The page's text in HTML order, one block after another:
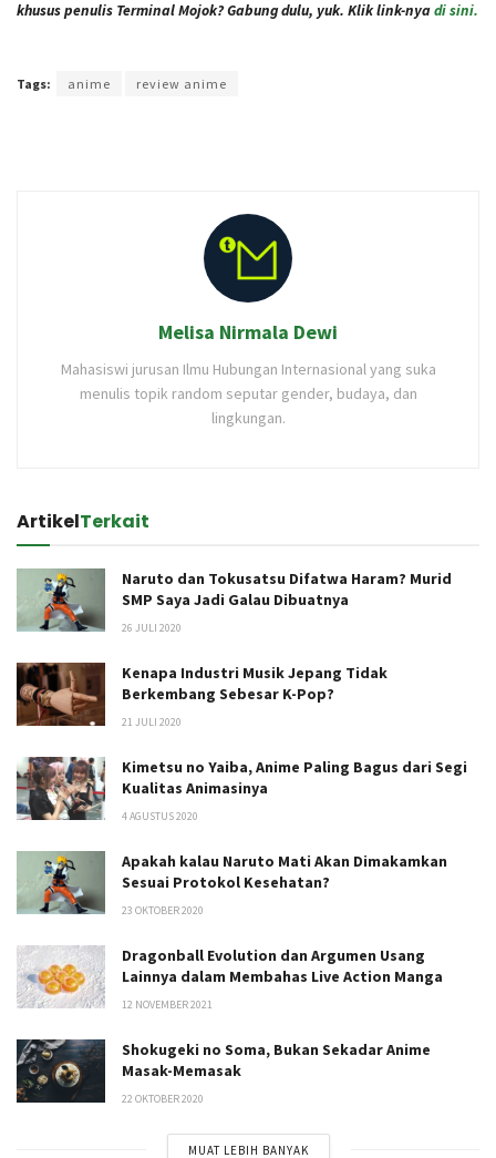
khusus penulis Terminal Mojok? Gabung dulu, yuk. Klik link-nyadi sini.
Tags: anime review anime
Melisa Nirmala Dewi
Mahasiswi jurusan Ilmu Hubungan Internasional yang suka
menulis topik random seputar gender, budaya, dan
lingkungan.
ArtikelTerkait
Naruto dan Tokusatsu Difatwa Haram? Murid
SMP Saya Jadi Galau Dibuatnya
26 JULI 2020
Kenapa Industri Musik Jepang Tidak
Berkembang Sebesar K-Pop?
21 JULI 2020
Kimetsu no Yaiba, Anime Paling Bagus dari Segi
Kualitas Animasinya
4 AGUSTUS 2020
Apakah kalau Naruto Mati Akan Dimakamkan
Sesuai Protokol Kesehatan?
23 OKTOBER 2020
Dragonball Evolution dan Argumen Usang
Lainnya dalam Membahas Live Action Manga
12 NOVEMBER 2021
Shokugeki no Soma, Bukan Sekadar Anime
Masak-Memasak
22 OKTOBER 2020
MUAT LEBIH BANYAK